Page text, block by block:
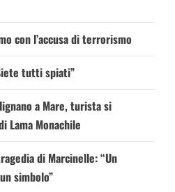
con l’accusa di terrorismo
tutti spiati”
a Mare, turista si
Lama Monachile
di Marcinelle: “Un
simbolo”